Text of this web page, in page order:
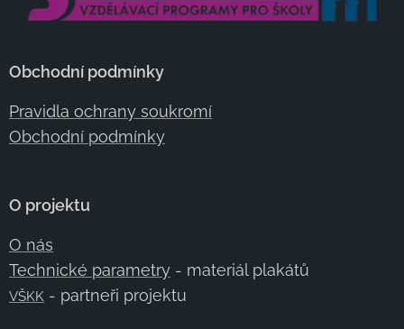
Obchodní podmínky
Pravidla ochrany soukromí
Obchodní podmínky
O projektu
O nás
Technické parametry - materiál plakátů
VŠKK - partneři projektu